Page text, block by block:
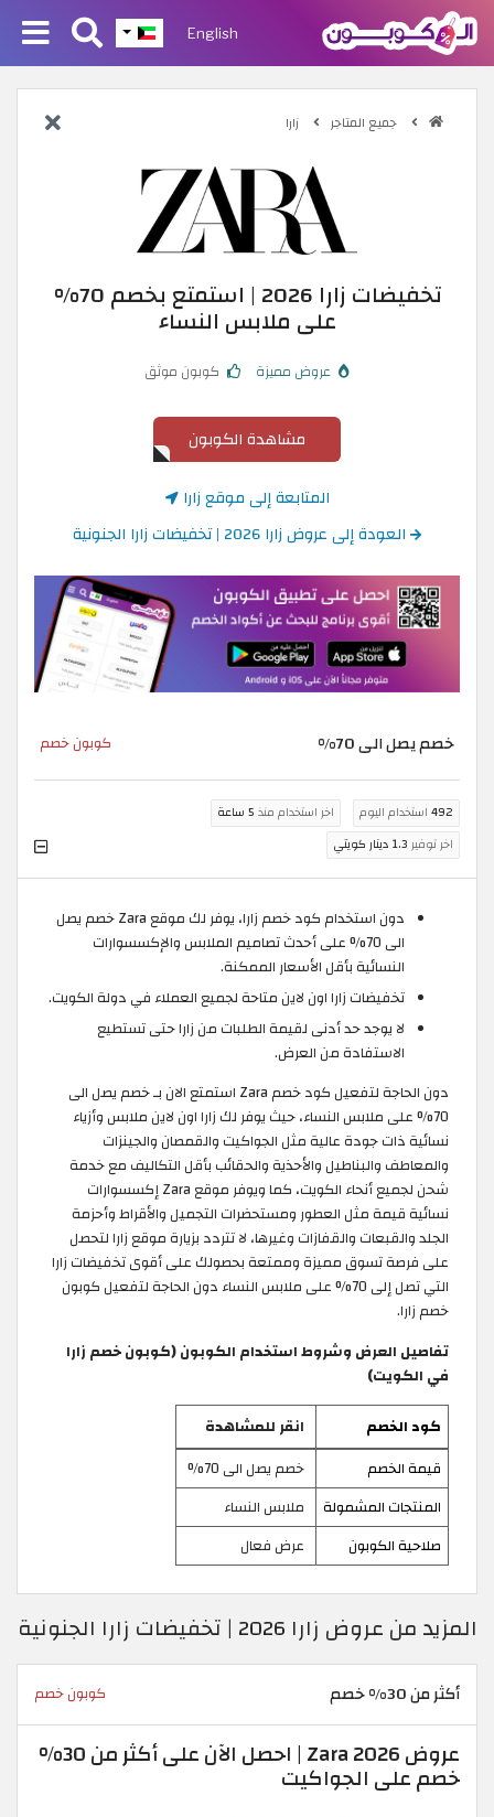
English
جميع المتاجر زارا
تخفيضات زارا 2026 | استمتع بخصم 70%
على ملابس النساء
عروض مميزة كوبون موثق
مشاهدة الكوبون
المتابعة إلى موقع زارا
العودة إلى عروض زارا 2026 | تخفيضات زارا الجنونية
خصم يصل الى 70% كوبون خصم
492 استخدام اليوم اخر استخدام منذ 5 ساعة
اخر توفير 1.3 دينار كويتي
دون استخدام كود خصم زارا، يوفر لك موقع Zara خصم يصل
الى 70% على أحدث تصاميم الملابس والإكسسوارات
النسائية بأقل الأسعار الممكنة.
تخفيضات زارا اون لاين متاحة لجميع العملاء في دولة الكويت.
لا يوجد حد أدنى لقيمة الطلبات من زارا حتى تستطيع
الاستفادة من العرض.
دون الحاجة لتفعيل كود خصم Zara استمتع الان بـ خصم يصل الى
70% على ملابس النساء، حيث يوفر لك زارا اون لاين ملابس وأزياء
نسائية ذات جودة عالية مثل الجواكيت والقمصان والجينزات
والمعاطف والبناطيل والأحذية والحقائب بأقل التكاليف مع خدمة
شحن لجميع أنحاء الكويت، كما ويوفر موقع Zara إكسسوارات
نسائية قيمة مثل العطور ومستحضرات التجميل والأقراط وأحزمة
الجلد والقبعات والقفازات وغيرها، لا تتردد بزيارة موقع زارا لتحصل
على فرصة تسوق مميزة وممتعة بحصولك على أقوى تخفيضات زارا
التي تصل إلى 70% على ملابس النساء دون الحاجة لتفعيل كوبون
خصم زارا.
تفاصيل العرض وشروط استخدام الكوبون (كوبون خصم زارا
في الكويت)
كود الخصم
انقر للمشاهدة
قيمة الخصم
خصم يصل الى 70%
المنتجات المشمولة
ملابس النساء
صلاحية الكوبون
عرض فعال
المزيد من عروض زارا 2026 | تخفيضات زارا الجنونية
أكثر من 30% خصم كوبون خصم
عروض Zara 2026 | احصل الآن على أكثر من 30%
خصم على الجواكيت